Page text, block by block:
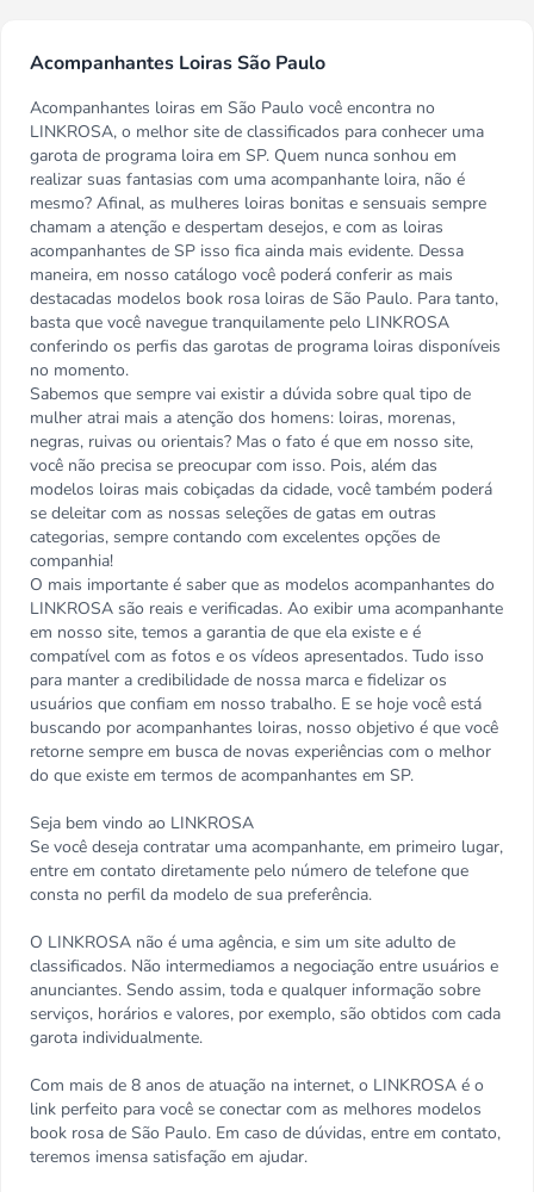
Acompanhantes Loiras São Paulo
Acompanhantes loiras em São Paulo você encontra no
LINKROSA, o melhor site de classificados para conhecer uma
garota de programa loira em SP. Quem nunca sonhou em
realizar suas fantasias com uma acompanhante loira, não é
mesmo? Afinal, as mulheres loiras bonitas e sensuais sempre
chamam a atenção e despertam desejos, e com as loiras
acompanhantes de SP isso fica ainda mais evidente. Dessa
maneira, em nosso catálogo você poderá conferir as mais
destacadas modelos book rosa loiras de São Paulo. Para tanto,
basta que você navegue tranquilamente pelo LINKROSA
conferindo os perfis das garotas de programa loiras disponíveis
no momento.
Sabemos que sempre vai existir a dúvida sobre qual tipo de
mulher atrai mais a atenção dos homens: loiras, morenas,
negras, ruivas ou orientais? Mas o fato é que em nosso site,
você não precisa se preocupar com isso. Pois, além das
modelos loiras mais cobiçadas da cidade, você também poderá
se deleitar com as nossas seleções de gatas em outras
categorias, sempre contando com excelentes opções de
companhia!
O mais importante é saber que as modelos acompanhantes do
LINKROSA são reais e verificadas. Ao exibir uma acompanhante
em nosso site, temos a garantia de que ela existe e é
compatível com as fotos e os vídeos apresentados. Tudo isso
para manter a credibilidade de nossa marca e fidelizar os
usuários que confiam em nosso trabalho. E se hoje você está
buscando por acompanhantes loiras, nosso objetivo é que você
retorne sempre em busca de novas experiências com o melhor
do que existe em termos de acompanhantes em SP.
Seja bem vindo ao LINKROSA
Se você deseja contratar uma acompanhante, em primeiro lugar,
entre em contato diretamente pelo número de telefone que
consta no perfil da modelo de sua preferência.
O LINKROSA não é uma agência, e sim um site adulto de
classificados. Não intermediamos a negociação entre usuários e
anunciantes. Sendo assim, toda e qualquer informação sobre
serviços, horários e valores, por exemplo, são obtidos com cada
garota individualmente.
Com mais de 8 anos de atuação na internet, o LINKROSA é o
link perfeito para você se conectar com as melhores modelos
book rosa de São Paulo. Em caso de dúvidas, entre em contato,
teremos imensa satisfação em ajudar.